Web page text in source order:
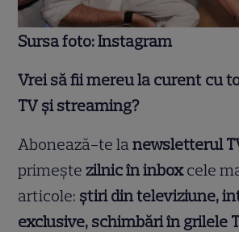
Sursa foto: Instagram
Vrei să fii mereu la curent cu
TV și streaming?
Abonează-te lanewsletterul
primește zilnic în inboxcele
articole: știri din televiziune,
exclusive, schimbări în grilele